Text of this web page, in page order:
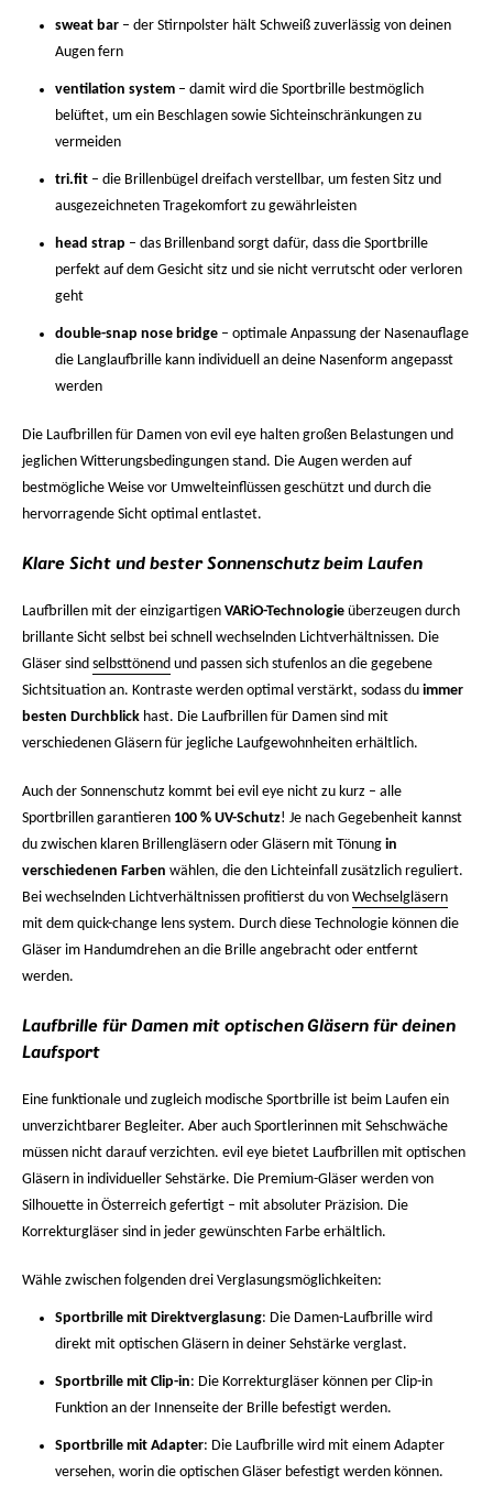
sweat bar – der Stirnpolster hält Schweiß zuverlässig von deinen
Augen fern
ventilation system – damit wird die Sportbrille bestmöglich
belüftet, um ein Beschlagen sowie Sichteinschränkungen zu
vermeiden
tri.fit – die Brillenbügel dreifach verstellbar, um festen Sitz und
ausgezeichneten Tragekomfort zu gewährleisten
head strap – das Brillenband sorgt dafür, dass die Sportbrille
perfekt auf dem Gesicht sitz und sie nicht verrutscht oder verloren
geht
double-snap nose bridge – optimale Anpassung der Nasenauflage
die Langlaufbrille kann individuell an deine Nasenform angepasst
werden
Die Laufbrillen für Damen von evil eye halten großen Belastungen und
jeglichen Witterungsbedingungen stand. Die Augen werden auf
bestmögliche Weise vor Umwelteinflüssen geschützt und durch die
hervorragende Sicht optimal entlastet.
Klare Sicht und bester Sonnenschutz beim Laufen
Laufbrillen mit der einzigartigen VARiO-Technologie überzeugen durch
brillante Sicht selbst bei schnell wechselnden Lichtverhältnissen. Die
Gläser sind selbsttönend und passen sich stufenlos an die gegebene
Sichtsituation an. Kontraste werden optimal verstärkt, sodass du immer
besten Durchblick hast. Die Laufbrillen für Damen sind mit
verschiedenen Gläsern für jegliche Laufgewohnheiten erhältlich.
Auch der Sonnenschutz kommt bei evil eye nicht zu kurz – alle
Sportbrillen garantieren 100 % UV-Schutz! Je nach Gegebenheit kannst
du zwischen klaren Brillengläsern oder Gläsern mit Tönung in
verschiedenen Farben wählen, die den Lichteinfall zusätzlich reguliert.
Bei wechselnden Lichtverhältnissen profitierst du von Wechselgläsern
mit dem quick-change lens system. Durch diese Technologie können die
Gläser im Handumdrehen an die Brille angebracht oder entfernt
werden.
Laufbrille für Damen mit optischen Gläsern für deinen
Laufsport
Eine funktionale und zugleich modische Sportbrille ist beim Laufen ein
unverzichtbarer Begleiter. Aber auch Sportlerinnen mit Sehschwäche
müssen nicht darauf verzichten. evil eye bietet Laufbrillen mit optischen
Gläsern in individueller Sehstärke. Die Premium-Gläser werden von
Silhouette in Österreich gefertigt – mit absoluter Präzision. Die
Korrekturgläser sind in jeder gewünschten Farbe erhältlich.
Wähle zwischen folgenden drei Verglasungsmöglichkeiten:
Sportbrille mit Direktverglasung: Die Damen-Laufbrille wird
direkt mit optischen Gläsern in deiner Sehstärke verglast.
Sportbrille mit Clip-in: Die Korrekturgläser können per Clip-in
Funktion an der Innenseite der Brille befestigt werden.
Sportbrille mit Adapter: Die Laufbrille wird mit einem Adapter
versehen, worin die optischen Gläser befestigt werden können.